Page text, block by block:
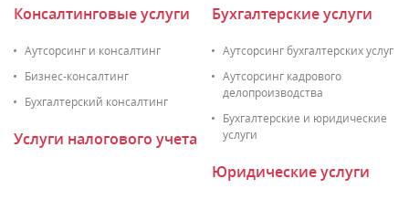
Консалтинговые услуги
Аутсорсинг и консалтинг
Бизнес-консалтинг
Бухгалтерский консалтинг
Услуги налогового учета
Бухгалтерские услуги
Аутсорсинг бухгалтерских услуг
Аутсорсинг кадрового
делопроизводства
Бухгалтерские и юридические
услуги
Юридические услуги